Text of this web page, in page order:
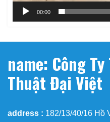
00:00
name: Công
Thuật Đại Việt
address : 182/13/40/16 Hồ